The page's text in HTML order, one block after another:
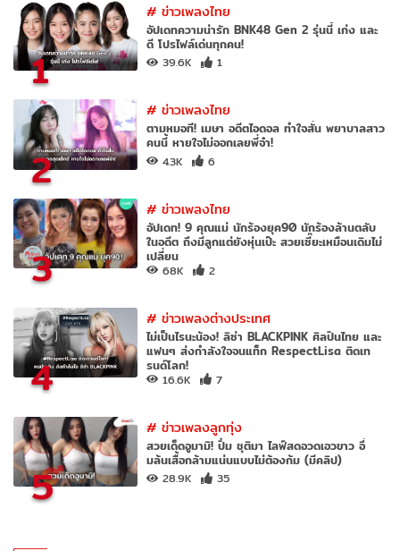
1
#ข่าวเพลงไทย
อัปเดทความน่ารัก BNK48 Gen 2 รุ่นนี้ เก่ง และ
ดี โปรไฟล์เด่นทุกคน!
39.6K 1
2
#ข่าวเพลงไทย
ตามหมอที! เมษา อดีตไอดอล ทำใจสั่น พยาบาลสาว
คนนี้ หายใจไม่ออกเลยพี่จ๋า!
4.3K 6
3
#ข่าวเพลงไทย
อัปเดท! 9 คุณแม่ นักร้องยุค90 นักร้องล้านตลับ
ในอดีต ถึงมีลูกแต่ยังหุ่นเป๊ะ สวยเซี๊ยะเหมือนเดิมไม่
เปลี่ยน
68K 2
4
#ข่าวเพลงต่างประเทศ
ไม่เป็นไรนะน้อง! ลิซ่า BLACKPINK ศิลปินไทย และ
แฟนๆ ส่งกำลังใจจนแท็ก RespectLisa ติดเท
รนด์โลก!
16.6K 7
5
#ข่าวเพลงลูกทุ่ง
สวยเด็ดอูมามิ! ปิ๋ม ชุติมา ไลฟ์สดอวดเอวขาว อึ๋
มล้นเสื้อกล้ามแน่นแบบไม่ต้องก้ม (มีคลิป)
28.9K 35